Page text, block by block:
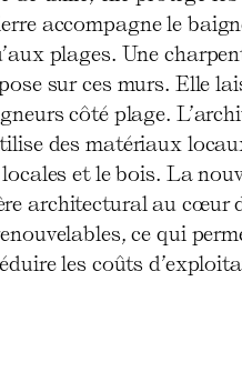
accompagne le
plages. Une
sur ces murs. Elle
côté plage.
des matériaux
et le bois. La
architectural au cœur
ce qui
les coûts